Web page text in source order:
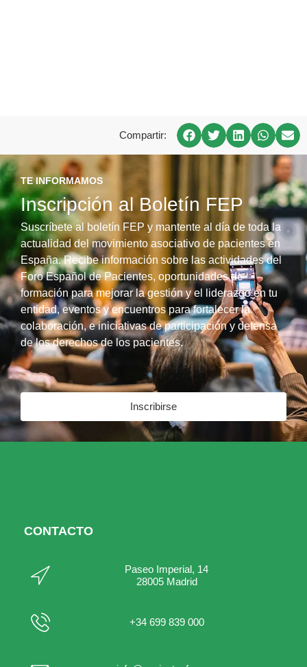
Compartir:
TE INFORMAMOS
Inscripción al Boletín FEP
Suscríbete al boletín FEP y mantente al día de toda la
actualidad del movimiento asociativo de pacientes en
España. Recibe información sobre las actividades del
Foro Español de Pacientes, oportunidades de
formación para mejorar la gestión y el liderazgo en tu
entidad, eventos y encuentros para fortalecer la
colaboración, e iniciativas de participación y defensa
de los derechos de los pacientes.
Inscribirse
CONTACTO
Paseo Imperial, 14
28005 Madrid
+34 699 839 000